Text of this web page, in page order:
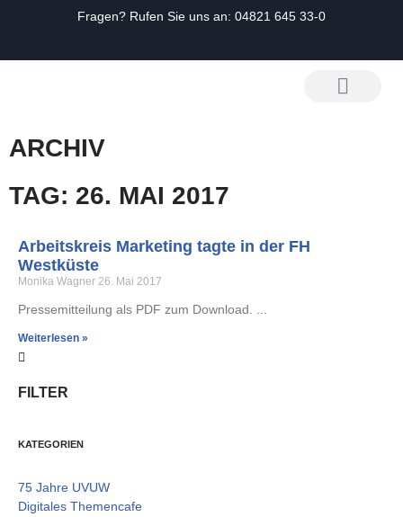
Fragen? Rufen Sie uns an: 04821 645 33-0
ARCHIV
TAG: 26. MAI 2017
Arbeitskreis Marketing tagte in der FH
Westküste
Monika Wagner 26. Mai 2017
Pressemitteilung als PDF zum Download.
Weiterlesen »
FILTER
KATEGORIEN
75 Jahre UVUW
Digitales Themencafe